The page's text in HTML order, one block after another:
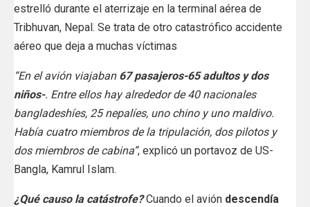
estrelló durante el aterrizaje en la terminal aérea de
Tribhuvan, Nepal. Se trata de otro catastrófico accidente
aéreo que deja a muchas víctimas
“En el avión viajaban 67 pasajeros-65 adultos y dos
niños-. Entre ellos hay alrededor de 40 nacionales
bangladeshíes, 25 nepalíes, uno chino y uno maldivo.
Había cuatro miembros de la tripulación, dos pilotos y
dos miembros de cabina”, explicó un portavoz de US-
Bangla, Kamrul Islam.
¿Qué causo la catástrofe?Cuando el avión descendía